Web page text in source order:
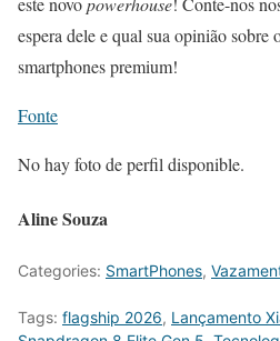
espera dele e qual sua opinião sobre
smartphones premium!
Fonte
No hay foto de perfil disponible.
Aline Souza
Categories: SmartPhones,
Tags: flagship 2026, Lançamento